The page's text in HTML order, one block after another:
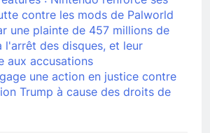
contre les mods de Palworld
une plainte de 457 millions de
l'arrêt des disques, et leur
aux accusations
une action en justice contre
Trump à cause des droits de